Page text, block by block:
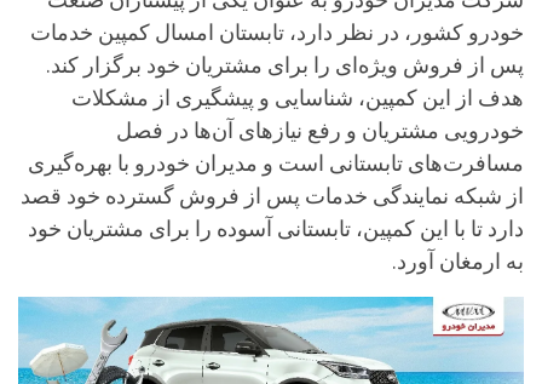
خودرو کشور، در نظر دارد، تابستان امسال کمپین خدمات
پس از فروش ویژه‌ای را برای مشتریان خود برگزار کند.
هدف از این کمپین، شناسایی و پیشگیری از مشکلات
خودرویی مشتریان و رفع نیازهای آن‌ها در فصل
مسافرت‌های تابستانی است و مدیران خودرو با بهره‌گیری
از شبکه‎ نمایندگی خدمات پس از فروش گسترده خود قصد
دارد تا با این کمپین، تابستانی آسوده را برای مشتریان خود
به ارمغان آورد.